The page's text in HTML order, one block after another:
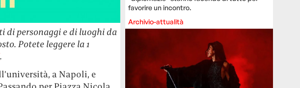
di personaggi e di luoghi da
Potete leggere la 1
.
a Napoli, e
favorire un incontro.
Archivio-attualità